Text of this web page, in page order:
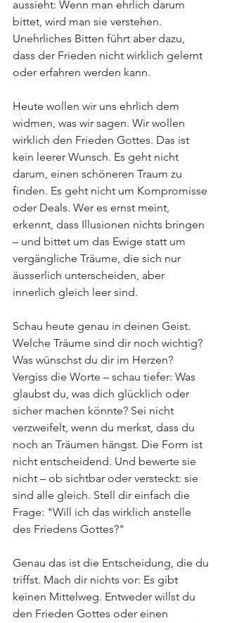
aussieht: Wenn man ehrlich darum
bittet, wird man sie verstehen.
Unehrliches Bitten führt aber dazu,
dass der Frieden nicht wirklich gelernt
oder erfahren werden kann.
Heute wollen wir uns ehrlich dem
widmen, was wir sagen. Wir wollen
wirklich den Frieden Gottes. Das ist
kein leerer Wunsch. Es geht nicht
darum, einen schöneren Traum zu
finden. Es geht nicht um Kompromisse
oder Deals. Wer es ernst meint,
erkennt, dass Illusionen nichts bringen
– und bittet um das Ewige statt um
vergängliche Träume, die sich nur
äusserlich unterscheiden, aber
innerlich gleich leer sind.
Schau heute genau in deinen Geist.
Welche Träume sind dir noch wichtig?
Was wünschst du dir im Herzen?
Vergiss die Worte – schau tiefer: Was
glaubst du, was dich glücklich oder
sicher machen könnte? Sei nicht
verzweifelt, wenn du merkst, dass du
noch an Träumen hängst. Die Form ist
nicht entscheidend. Und bewerte sie
nicht – ob sichtbar oder versteckt: sie
sind alle gleich. Stell dir einfach die
Frage: "Will ich das wirklich anstelle
des Friedens Gottes?"
Genau das ist die Entscheidung, die du
triffst. Mach dir nichts vor: Es gibt
keinen Mittelweg. Entweder willst du
den Frieden Gottes oder einen